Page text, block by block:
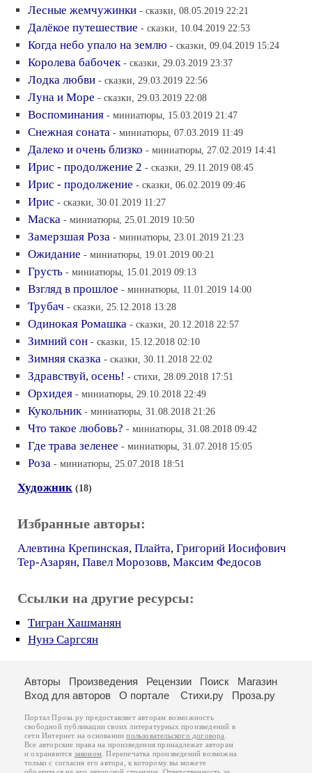
Лесные жемчужинки - сказки, 08.05.2019 22:21
Далёкое путешествие - сказки, 10.04.2019 22:53
Когда небо упало на землю - сказки, 09.04.2019 15:24
Королева бабочек - сказки, 29.03.2019 23:37
Лодка любви - сказки, 29.03.2019 22:56
Луна и Море - сказки, 29.03.2019 22:08
Воспоминания - миниатюры, 15.03.2019 21:47
Снежная соната - миниатюры, 07.03.2019 11:49
Далеко и очень близко - миниатюры, 27.02.2019 14:41
Ирис - продолжение 2 - сказки, 29.11.2019 08:45
Ирис - продолжение - сказки, 06.02.2019 09:46
Ирис - сказки, 30.01.2019 11:27
Маска - миниатюры, 25.01.2019 10:50
Замерзшая Роза - миниатюры, 23.01.2019 21:23
Ожидание - миниатюры, 19.01.2019 00:21
Грусть - миниатюры, 15.01.2019 09:13
Взгляд в прошлое - миниатюры, 11.01.2019 14:00
Трубач - сказки, 25.12.2018 13:28
Одинокая Ромашка - сказки, 20.12.2018 22:57
Зимний сон - сказки, 15.12.2018 02:10
Зимняя сказка - сказки, 30.11.2018 22:02
Здравствуй, осень! - стихи, 28.09.2018 17:51
Орхидея - миниатюры, 29.10.2018 22:49
Кукольник - миниатюры, 31.08.2018 21:26
Что такое любовь? - миниатюры, 31.08.2018 09:42
Где трава зеленее - миниатюры, 31.07.2018 15:05
Роза - миниатюры, 25.07.2018 18:51
Художник (18)
Избранные авторы:
Алевтина Крепинская, Плайта, Григорий Иосифович
Тер-Азарян, Павел Морозовв, Максим Федосов
Ссылки на другие ресурсы:
Тигран Хашманян
Нунэ Саргсян
Авторы Произведения Рецензии Поиск
Магазин
Вход для авторов
О портале Стихи.ру Проза.ру
Портал Проза.ру предоставляет авторам возможность
свободной публикации своих литературных произведений в
сети Интернет на основаниипользовательского договора
Все авторские права на произведения принадлежат авторам
и охраняются законом . Перепечатка произведений возможна
только с согласия его автора, к которому вы можете